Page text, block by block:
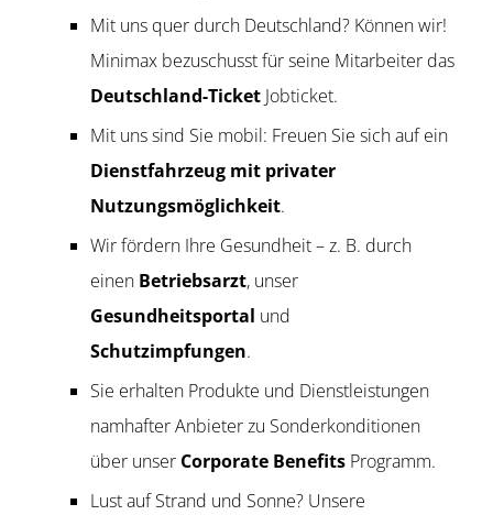
Mit uns quer durch Deutschland? Können wir!
Minimax bezuschusst für seine Mitarbeiter das
Deutschland-Ticket Jobticket.
Mit uns sind Sie mobil: Freuen Sie sich auf ein
Dienstfahrzeug mit privater
Nutzungsmöglichkeit.
Wir fördern Ihre Gesundheit – z. B. durch
einen Betriebsarzt, unser
Gesundheitsportal und
Schutzimpfungen.
Sie erhalten Produkte und Dienstleistungen
namhafter Anbieter zu Sonderkonditionen
über unser Corporate Benefits Programm.
Lust auf Strand und Sonne? Unsere